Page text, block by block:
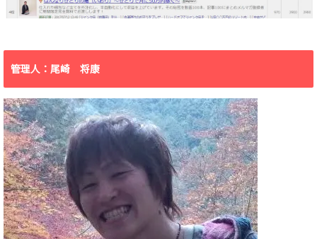
管理人：尾崎 将康